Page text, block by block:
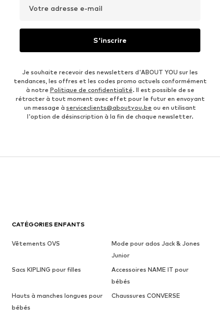
Votre adresse e-mail
S'inscrire
Je souhaite recevoir des newsletters d'ABOUT YOU sur les
tendances, les offres et les codes promo actuels conformément
à notre Politique de confidentialité. Il est possible de se
rétracter à tout moment avec effet pour le futur en envoyant
un message à serviceclients@aboutyou.be ou en utilisant
l'option de désinscription à la fin de chaque newsletter.
CATÉGORIES ENFANTS
Vêtements OVS
Mode pour ados Jack & Jones
Junior
Sacs KIPLING pour filles
Accessoires NAME IT pour
bébés
Hauts à manches longues pour
bébés
Chaussures CONVERSE